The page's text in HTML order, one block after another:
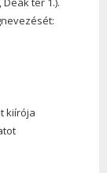
kiírója